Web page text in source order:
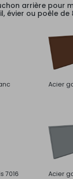
arrière pour
évier ou poêle de
Acier
7016 Acier